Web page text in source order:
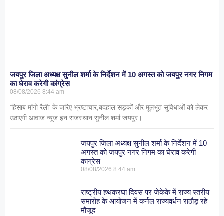
जयपुर जिला अध्यक्ष सुनील शर्मा के निर्देशन में 10 अगस्त को जयपुर नगर निगम
का घेराव करेगी कांग्रेस
08/08/2026 8:44 am
‘हिसाब मांगो रैली’ के जरिए भ्रष्टाचार,बदहाल सड़कों और मूलभूत सुविधाओं को लेकर
उठाएगी आवाज न्यूज इन राजस्थान सुनील शर्मा जयपुर।
जयपुर जिला अध्यक्ष सुनील शर्मा के निर्देशन में 10
अगस्त को जयपुर नगर निगम का घेराव करेगी
कांग्रेस
08/08/20268:44 am
राष्ट्रीय हथकरघा दिवस पर जेकेके में राज्य स्तरीय
समारोह के आयोजन में कर्नल राज्यवर्धन राठौड़ रहे
मौजूद